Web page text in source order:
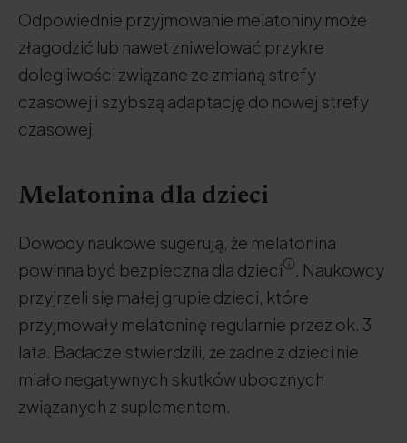
Odpowiednie przyjmowanie melatoniny może
złagodzić lub nawet zniwelować przykre
dolegliwości związane ze zmianą strefy
czasowej i szybszą adaptację do nowej strefy
czasowej.
Melatonina dla dzieci
Dowody naukowe sugerują, że melatonina
powinna być bezpieczna dla dzieci
. Naukowcy
przyjrzeli się małej grupie dzieci, które
przyjmowały melatoninę regularnie przez ok. 3
lata. Badacze stwierdzili, że żadne z dzieci nie
miało negatywnych skutków ubocznych
związanych z suplementem.